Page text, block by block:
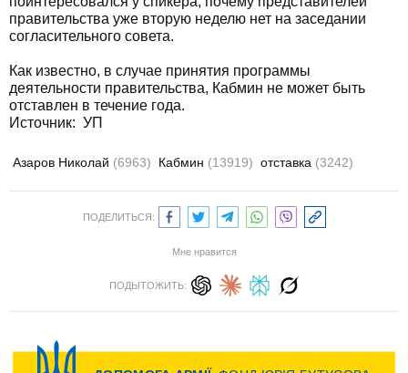
правительства уже вторую неделю нет на заседании
согласительного совета.
Как известно, в случае принятия программы
деятельности правительства, Кабмин не может быть
отставлен в течение года.
Источник: УП
Азаров Николай (6963) Кабмин (13919) отставка (3242)
ПОДЕЛИТЬСЯ:
Мне нравится
ПОДЫТОЖИТЬ: